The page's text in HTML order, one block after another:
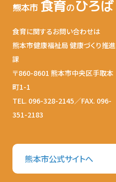
熊本市 食育のひろば
食育に関するお問い合わせは
熊本市健康福祉局 健康づくり推進
課
〒860-8601 熊本市中央区手取本
町1-1
TEL. 096-328-2145／FAX. 096-
351-2183
熊本市公式サイトへ